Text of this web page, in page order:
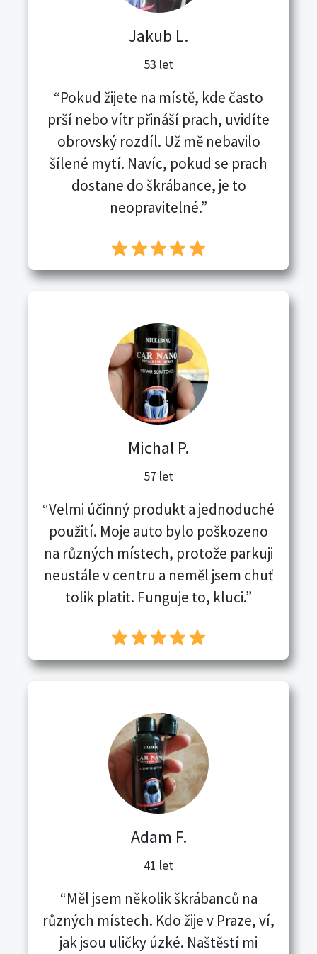
Jakub L.
53 let
“Pokud žijete na místě, kde často
prší nebo vítr přináší prach, uvidíte
obrovský rozdíl. Už mě nebavilo
šílené mytí. Navíc, pokud se prach
dostane do škrábance, je to
neopravitelné.”
Michal P.
57 let
“Velmi účinný produkt a jednoduché
použití. Moje auto bylo poškozeno
na různých místech, protože parkuji
neustále v centru a neměl jsem chuť
tolik platit. Funguje to, kluci.”
Adam F.
41 let
“Měl jsem několik škrábanců na
různých místech. Kdo žije v Praze, ví,
jak jsou uličky úzké. Naštěstí mi